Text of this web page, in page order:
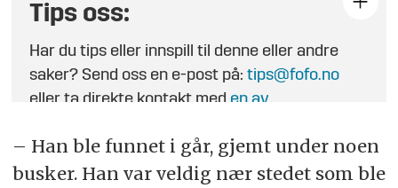
Tips oss:
Har du tips eller innspill til denne eller andre
saker? Send oss en e-post på:tips@fofo.no
eller ta direkte kontakt med en av
– Han ble funnet i går, gjemt under noen
busker. Han var veldig nær stedet som ble